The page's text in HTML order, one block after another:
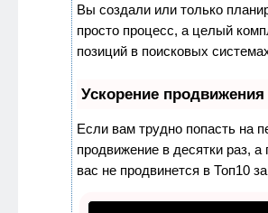
ЭКОЛОГИЯ
КРАСОТА И
ЗДОРОВЬЕ
Вы создали или только
просто процесс, а целый
позиций в поисковых
Ускорение продвижения
Если вам трудно попасть на
продвижение в десятки раз,
вас не продвинется в Топ10